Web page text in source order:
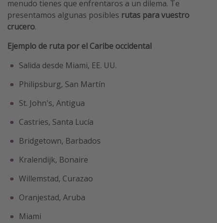
menudo tienes que enfrentaros a un dilema. Te
presentamos algunas posibles rutas para vuestro
crucero.
Ejemplo de ruta por el Caribe occidental
Salida desde Miami, EE. UU.
Philipsburg, San Martín
St. John's, Antigua
Castries, Santa Lucía
Bridgetown, Barbados
Kralendijk, Bonaire
Willemstad, Curazao
Oranjestad, Aruba
Miami